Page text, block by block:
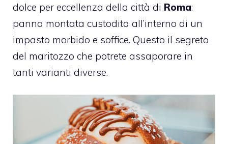
dolce per eccellenza della città di Roma:
panna montata custodita all’interno di un
impasto morbido e soffice. Questo il segreto
del maritozzo che potrete assaporare in
tanti varianti diverse.